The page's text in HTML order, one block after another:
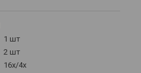
1 шт
2 шт
16x/4x